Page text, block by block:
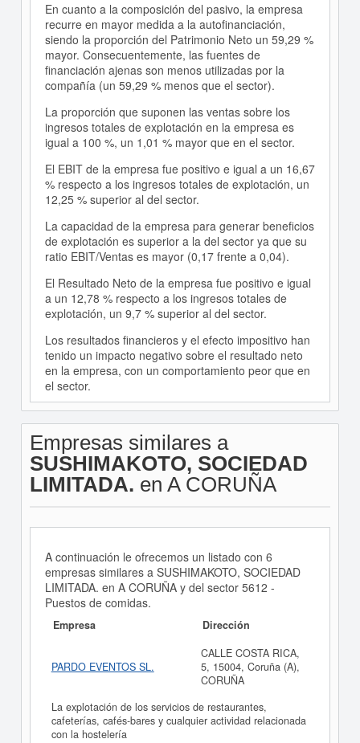
En cuanto a la composición del pasivo, la empresa
recurre en mayor medida a la autofinanciación,
siendo la proporción del Patrimonio Neto un 59,29 %
mayor. Consecuentemente, las fuentes de
financiación ajenas son menos utilizadas por la
compañía (un 59,29 % menos que el sector).
La proporción que suponen las ventas sobre los
ingresos totales de explotación en la empresa es
igual a 100 %, un 1,01 % mayor que en el sector.
El EBIT de la empresa fue positivo e igual a un 16,67
% respecto a los ingresos totales de explotación, un
12,25 % superior al del sector.
La capacidad de la empresa para generar beneficios
de explotación es superior a la del sector ya que su
ratio EBIT/Ventas es mayor (0,17 frente a 0,04).
El Resultado Neto de la empresa fue positivo e igual
a un 12,78 % respecto a los ingresos totales de
explotación, un 9,7 % superior al del sector.
Los resultados financieros y el efecto impositivo han
tenido un impacto negativo sobre el resultado neto
en la empresa, con un comportamiento peor que en
el sector.
Empresas similares a
SUSHIMAKOTO, SOCIEDAD
LIMITADA. en A CORUÑA
A continuación le ofrecemos un listado con 6
empresas similares a SUSHIMAKOTO, SOCIEDAD
LIMITADA. en A CORUÑA y del sector 5612 -
Puestos de comidas.
Empresa Dirección
PARDO EVENTOS SL.
CALLE COSTA RICA,
5, 15004, Coruña (A),
CORUÑA
La explotación de los servicios de restaurantes,
cafeterías, cafés-bares y cualquier actividad relacionada
con la hostelería